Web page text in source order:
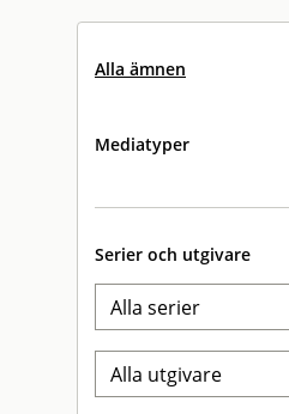
Alla ämnen
Mediatyper
Serier och utgivare